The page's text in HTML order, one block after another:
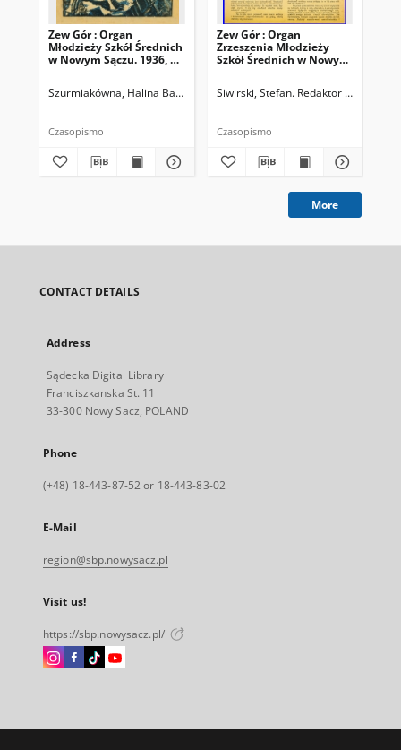
Zew Gór : Organ
Młodzieży Szkół Średnich
w Nowym Sączu. 1936, R.
Szurmiakówna, Halina Barbara (1920-1945). Redaktor naczelny
Czasopismo
Zew Gór : Organ
Zrzeszenia Młodzieży
Szkół Średnich w Nowym
Siwirski, Stefan. Redaktor naczelny
Czasopismo
More
CONTACT DETAILS
Address
Sądecka Digital Library
Franciszkanska St. 11
33-300 Nowy Sacz, POLAND
Phone
(+48) 18-443-87-52 or 18-443-83-02
E-Mail
region@sbp.nowysacz.pl
Visit us!
https://sbp.nowysacz.pl/
Instagram
open
Facebook
open
Instagram
open
Instagram
open